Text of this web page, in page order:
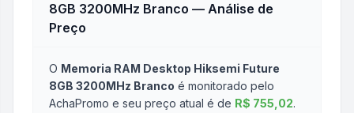
8GB 3200MHz Branco — Análise de
Preço
O Memoria RAM Desktop Hiksemi Future
8GB 3200MHz Branco é monitorado pelo
AchaPromo e seu preço atual é de R$ 755,02.